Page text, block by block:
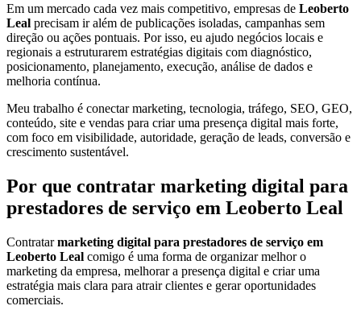
Em um mercado cada vez mais competitivo, empresas de Leoberto
Leal precisam ir além de publicações isoladas, campanhas sem
direção ou ações pontuais. Por isso, eu ajudo negócios locais e
regionais a estruturarem estratégias digitais com diagnóstico,
posicionamento, planejamento, execução, análise de dados e
melhoria contínua.
Meu trabalho é conectar marketing, tecnologia, tráfego, SEO, GEO,
conteúdo, site e vendas para criar uma presença digital mais forte,
com foco em visibilidade, autoridade, geração de leads, conversão e
crescimento sustentável.
Por que contratar marketing digital para
prestadores de serviço em Leoberto Leal
Contratarmarketing digital para prestadores de serviço em
Leoberto Leal comigo é uma forma de organizar melhor o
marketing da empresa, melhorar a presença digital e criar uma
estratégia mais clara para atrair clientes e gerar oportunidades
comerciais.